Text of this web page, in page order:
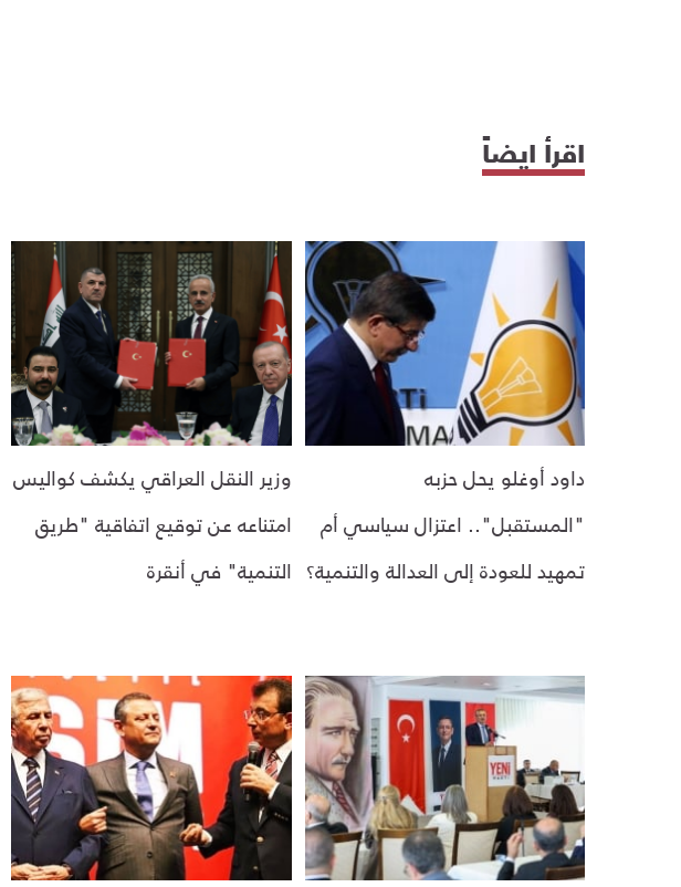
اقرأ ايضاً
داود أوغلو يحل حزبه
"المستقبل".. اعتزال سياسي أم
تمهيد للعودة إلى العدالة والتنمية؟
وزير النقل العراقي يكشف كواليس
امتناعه عن توقيع اتفاقية "طريق
التنمية" في أنقرة